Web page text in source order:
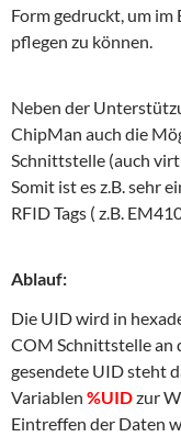
Form gedruckt, um im
pflegen zu können.
Neben der
ChipMan auch die
Schnittstelle (auch
Somit ist es z.B. sehr
RFID Tags ( z.B.
Ablauf:
Die UID wird in
COM Schnittstelle an
gesendete UID steht
Variablen %UIDzur
Eintreffen der Daten